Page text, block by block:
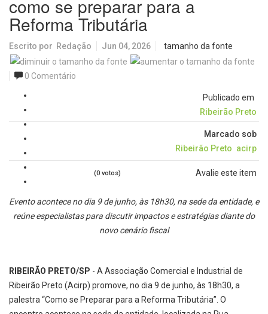
como se preparar para a
Reforma Tributária
Escrito por Redação Jun 04, 2026 tamanho da fonte
0 Comentário
Publicado em
Ribeirão Preto
Marcado sob
Ribeirão Preto acirp
Avalie este item
(0 votos)
Evento acontece no dia 9 de junho, às 18h30, na sede da entidade, e
reúne especialistas para discutir impactos e estratégias diante do
novo cenário fiscal
RIBEIRÃO PRETO/SP - A Associação Comercial e Industrial de
Ribeirão Preto (Acirp) promove, no dia 9 de junho, às 18h30, a
palestra “Como se Preparar para a Reforma Tributária”. O